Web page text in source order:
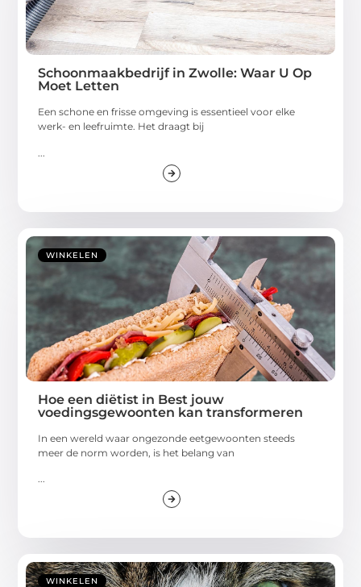
Schoonmaakbedrijf in Zwolle: Waar U Op
Moet Letten
Een schone en frisse omgeving is essentieel voor elke
werk- en leefruimte. Het draagt bij
WINKELEN
Hoe een diëtist in Best jouw
voedingsgewoonten kan transformeren
In een wereld waar ongezonde eetgewoonten steeds
meer de norm worden, is het belang van
WINKELEN